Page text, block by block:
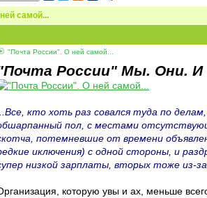
самой...
"Почта России". О ней самой...
России" Мы. Они. И
...Все, кто хоть раз совался туда по
пол, с местами
потемневшие от времени
иключения) с одной стороны, и
низкой зарплаты, вторых тоже из-
которую увы и ах, меньше